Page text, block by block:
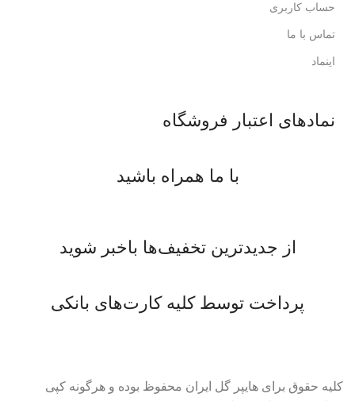
حساب کاربری
تماس با ما
اینماد
نمادهای اعتبار فروشگاه
با ما همراه باشید
از جدیدترین تخفیف‌ها باخبر شوید
پرداخت توسط کلیه کارت‌های بانکی
کلیه حقوق برای هایپر گل ایران محفوظ بوده و هرگونه کپی